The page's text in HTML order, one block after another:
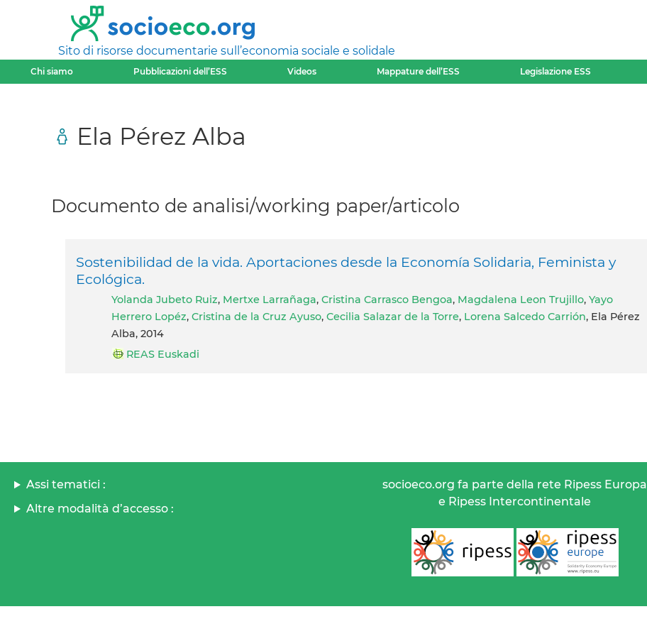
Sito di risorse documentarie sull’economia sociale e solidale
Chi siamo Pubblicazioni dell’ESS Videos Mappature dell’ESS Legislazione ESS
Ela Pérez Alba
Documento de analisi/working paper/articolo
Sostenibilidad de la vida. Aportaciones desde la Economía Solidaria, Feminista y
Ecológica.
Yolanda Jubeto Ruiz, Mertxe Larrañaga, Cristina Carrasco Bengoa, Magdalena Leon Trujillo, Yayo
Herrero Lopéz, Cristina de la Cruz Ayuso, Cecilia Salazar de la Torre, Lorena Salcedo Carrión, Ela Pérez
Alba, 2014
REAS Euskadi
Assi tematici :
Altre modalità d’accesso :
socioeco.org fa parte della rete Ripess Europa
e Ripess Intercontinentale